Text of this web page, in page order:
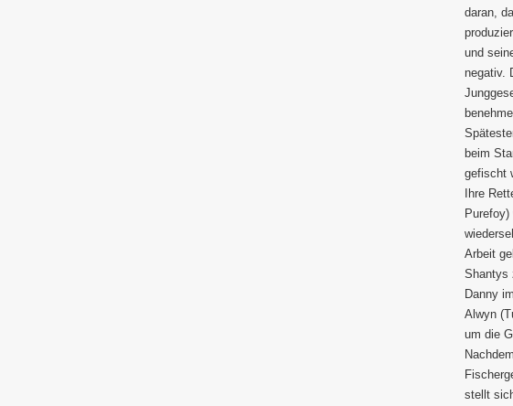
daran,
und
negativ.
beim
gefischt
Ihre
Arbeit
Shantys
Danny
Alwyn
um die
stellt